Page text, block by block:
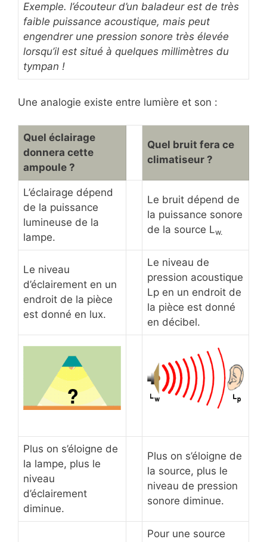
Exemple. l’écouteur d’un baladeur est de très
faible puissance acoustique, mais peut
engendrer une pression sonore très élevée
lorsqu’il est situé à quelques millimètres du
tympan !
Une analogie existe entre lumière et son :
Quel éclairage
donnera cette
ampoule ?
Quel bruit fera ce
climatiseur ?
L’éclairage dépend
de la puissance
lumineuse de la
lampe.
Le bruit dépend de
la puissance sonore
de la source Lw.
Le niveau
d’éclairement en un
endroit de la pièce
est donné en lux.
Le niveau de
pression acoustique
Lp en un endroit de
la pièce est donné
en décibel.
Plus on s’éloigne de
la lampe, plus le
niveau
d’éclairement
diminue.
Plus on s’éloigne de
la source, plus le
niveau de pression
sonore diminue.
Pour une source